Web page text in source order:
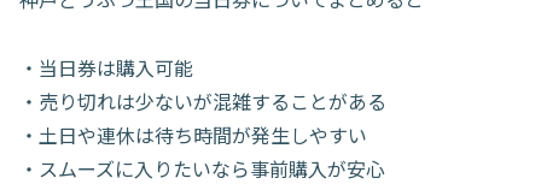
・当日券は購入可能
・売り切れは少ないが混雑することがある
・土日や連休は待ち時間が発生しやすい
・スムーズに入りたいなら事前購入が安心